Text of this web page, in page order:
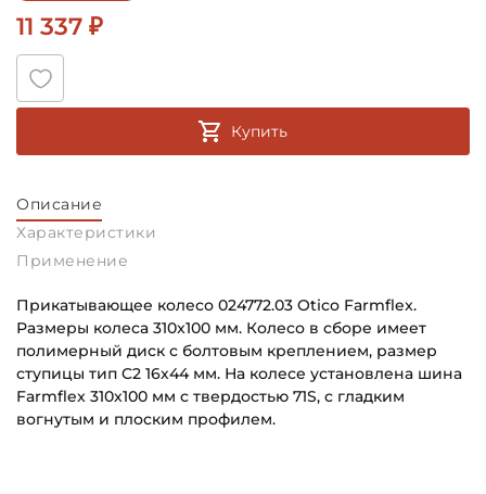
11 337 ₽
Купить
Описание
Характеристики
Применение
Прикатывающее колесо 024772.03 Otico Farmflex.
Размеры колеса 310x100 мм. Колесо в сборе имеет
полимерный диск с болтовым креплением, размер
ступицы тип C2 16х44 мм. На колесе установлена шина
Farmflex 310x100 мм с твердостью 71S, с гладким
вогнутым и плоским профилем.